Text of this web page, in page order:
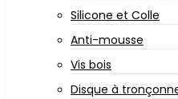
Silicone et Colle
Anti-mousse
Vis bois
Disque à